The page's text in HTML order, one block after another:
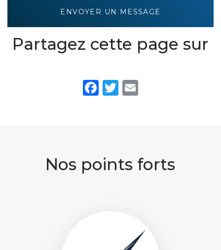
ENVOYER UN MESSAGE
Partagez cette page sur
Facebook
Twitter
Nos points forts